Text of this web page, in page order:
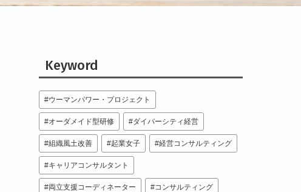
Keyword
ウーマンパワー・プロジェクト
オーダメイド型研修 ダイバーシティ経営
組織風土改善 起業女子 経営コンサルティング
キャリアコンサルタント
両立支援コーディネーター コンサルティング